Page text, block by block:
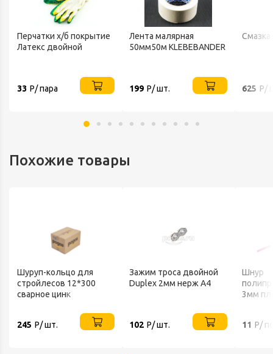
Перчатки х/б покрытие
Латекс двойной
33 Р/ пара
Лента малярная
50мм50м KLEBEBANDER
199 Р/ шт. 625 Р/
Похожие товары
Шуруп-кольцо для
стройлесов 12*300
сварное цинк
245 Р/ шт.
Зажим троса двойной
Duplex 2мм нерж А4
102 Р/ шт.
Шнур
3мм
11 Р/